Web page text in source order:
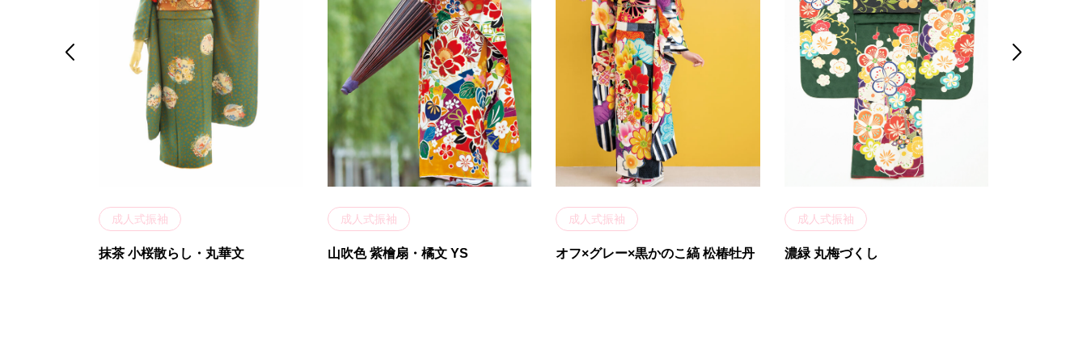
成人式振袖
抹茶 小桜散らし・丸華文
成人式振袖
山吹色 紫檜扇・橘文 YS
成人式振袖
オフ×グレー×黒かのこ縞 松椿牡丹
成人式振袖
濃緑 丸梅づくし
 